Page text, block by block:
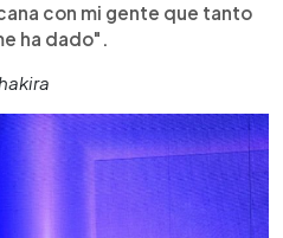
con mi gente que tanto
ha dado".